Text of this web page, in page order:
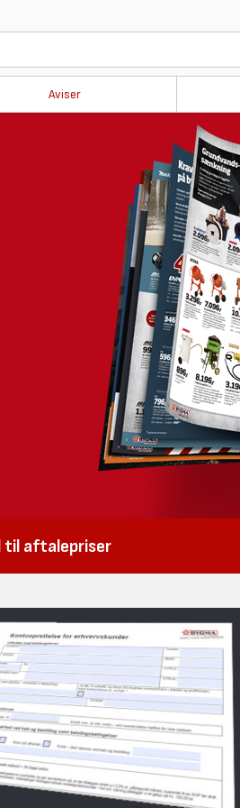
Aviser
til aftalepriser